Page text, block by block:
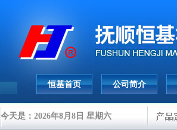
恒基首页 公司简介
今天是：2026年8月8日 星期六